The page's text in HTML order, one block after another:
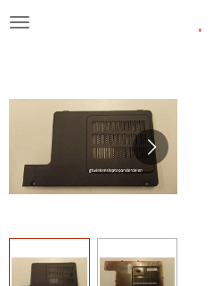
Ga
hoofdinhoud
.